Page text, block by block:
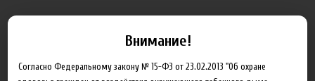
Характеристики Отзывы
Производитель
The Perfumer's Apprentice
Внимание!
Согласно Федеральному закону № 15-ФЗ от 23.02.2013 "Об охране